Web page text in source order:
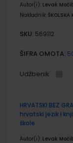
Autor(i): Levak
Nakladnik:
SKU: 569112
ŠIFRA OMOTA:
Udžbenik
HRVATSKI BEZ
hrvatski jezik i
škole
Autor(i): Levak